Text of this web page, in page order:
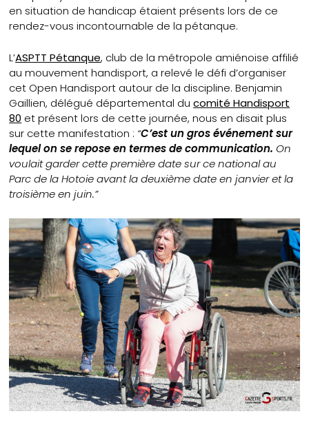
en situation de handicap étaient présents lors de ce
rendez-vous incontournable de la pétanque.
L’ASPTT Pétanque, club de la métropole amiénoise affilié
au mouvement handisport, a relevé le défi d’organiser
cet Open Handisport autour de la discipline. Benjamin
Gaillien, délégué départemental ducomité Handisport
80 et présent lors de cette journée, nous en disait plus
sur cette manifestation : “C’est un gros événement sur
lequel on se repose en termes de communication. On
voulait garder cette première date sur ce national au
Parc de la Hotoie avant la deuxième date en janvier et la
troisième en juin.”